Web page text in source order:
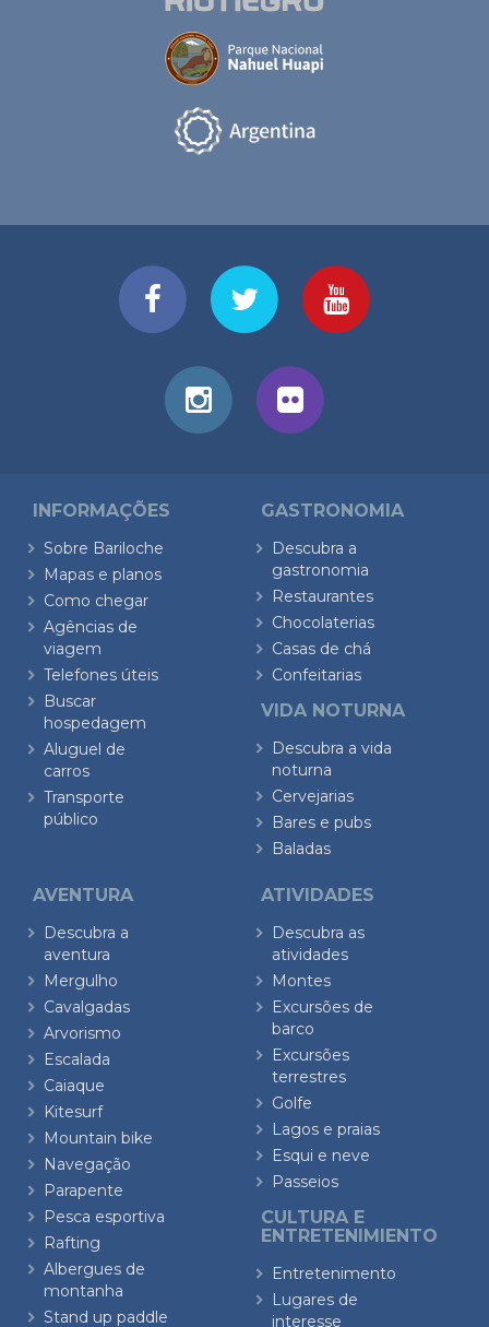
INFORMAÇÕES
Sobre Bariloche
Mapas e planos
Como chegar
Agências de
viagem
Telefones úteis
Buscar
hospedagem
Aluguel de
carros
Transporte
público
GASTRONOMIA
Descubra a
gastronomia
Restaurantes
Chocolaterias
Casas de chá
Confeitarias
VIDA NOTURNA
Descubra a vida
noturna
Cervejarias
Bares e pubs
Baladas
AVENTURA
Descubra a
aventura
Mergulho
Cavalgadas
Arvorismo
Escalada
Caiaque
Kitesurf
Mountain bike
Navegação
Parapente
Pesca esportiva
Rafting
Albergues de
montanha
Stand up paddle
ATIVIDADES
Descubra as
atividades
Montes
Excursões de
barco
Excursões
terrestres
Golfe
Lagos e praias
Esqui e neve
Passeios
CULTURA E
ENTRETENIMIENTO
Entretenimento
Lugares de
interesse